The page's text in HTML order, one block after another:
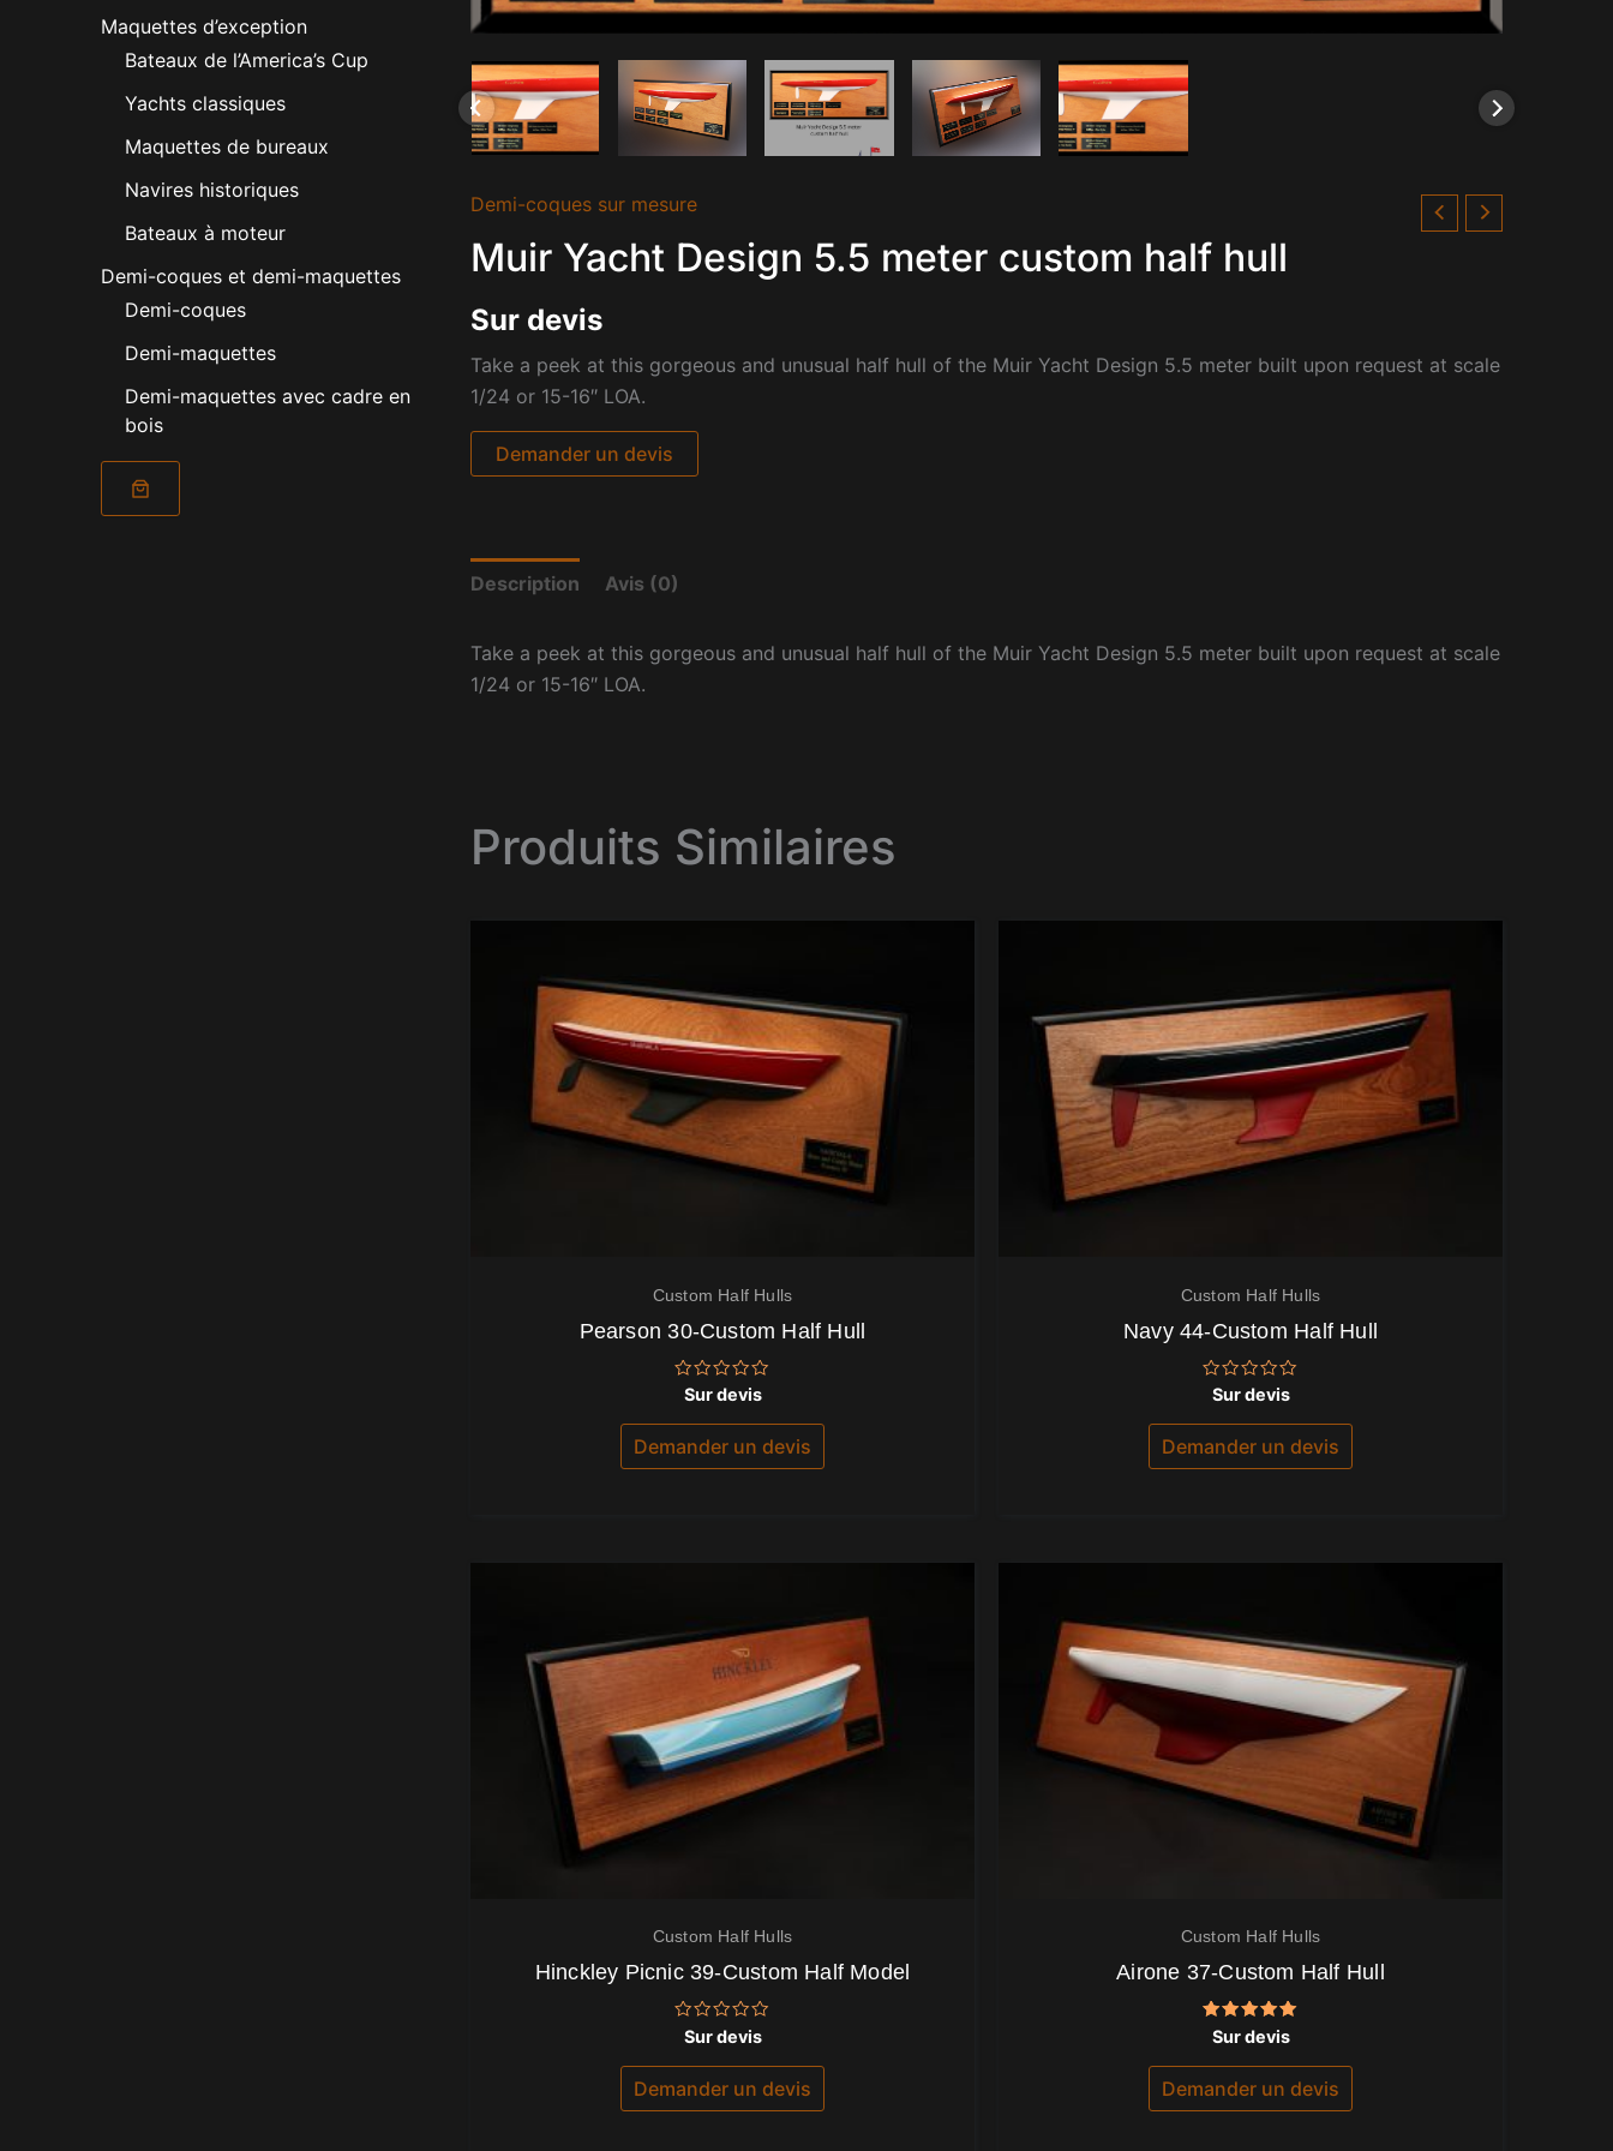
Maquettes d’exception
Bateaux de l’America’s Cup
Yachts classiques
Maquettes de bureaux
Navires historiques
Bateaux à moteur
Demi-coques et demi-maquettes
Demi-coques
Demi-maquettes
Demi-maquettes avec cadre en
bois
Demi-coques sur mesure
Muir Yacht Design 5.5 meter custom half hull
Sur devis
Take a peek at this gorgeous and unusual half hull of the Muir Yacht Design 5.5 meter built upon request at scale
1/24 or 15-16″ LOA.
Demander un devis
Description Avis (0)
Take a peek at this gorgeous and unusual half hull of the Muir Yacht Design 5.5 meter built upon request at scale
1/24 or 15-16″ LOA.
Produits Similaires
Custom Half Hulls
Pearson 30-Custom Half Hull
Note
sur
Sur devis
Demander un devis
Custom Half Hulls
Navy 44-Custom Half Hull
Note
sur
Sur devis
Demander un devis
Custom Half Hulls
Hinckley Picnic 39-Custom Half Model
Note
0
sur
Sur devis
Demander un devis
Custom Half Hulls
Airone 37-Custom Half Hull
Note
5.00
sur 5
Sur devis
Demander un devis